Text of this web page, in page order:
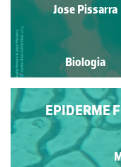
NICOTIANA
Jose Pissarra
Biologia
Jose Pissarra
Biologia
EPIDERME